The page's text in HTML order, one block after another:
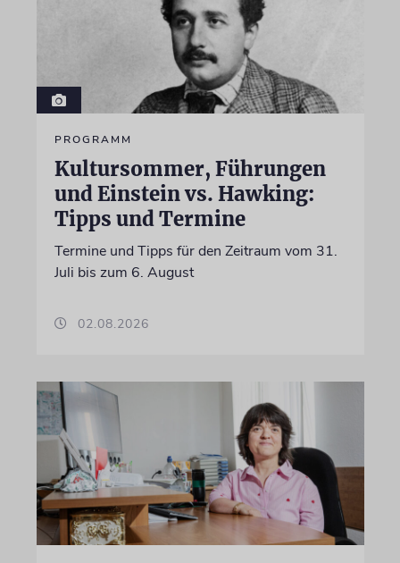
PROGRAMM
Kultursommer, Führungen
und Einstein vs. Hawking:
Tipps und Termine
Termine und Tipps für den Zeitraum vom 31.
Juli bis zum 6. August
02.08.2026